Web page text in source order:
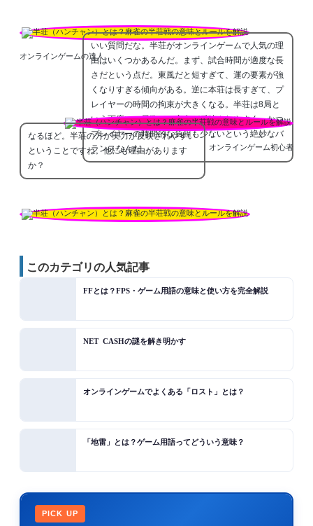
オンラインゲームの達人
いい質問だな。半荘がオンラインゲームで人気の理
由はいくつかあるんだ。まず、試合時間が適度な長
さだという点だ。東風だと短すぎて、運の要素が強
くなりすぎる傾向がある。逆に本荘は長すぎて、プ
レイヤーの時間の拘束が大きくなる。半荘は8局と
いう丁度いい局数で、実力が反映されやすく、かつ
プレイヤーの時間的な負担も少ないという絶妙なバ
ランスなんだ。
オンラインゲーム初心者
なるほど。半荘の方が実力が反映されやすい
ということですね。他にも理由があります
か？
このカテゴリの人気記事
FFとは？FPS・ゲーム用語の意味と使い方を完全解説
NET CASHの謎を解き明かす
オンラインゲームでよくある「ロスト」とは？
「地雷」とは？ゲーム用語ってどういう意味？
PICK UP